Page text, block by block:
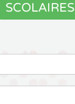
SCOLAIRES